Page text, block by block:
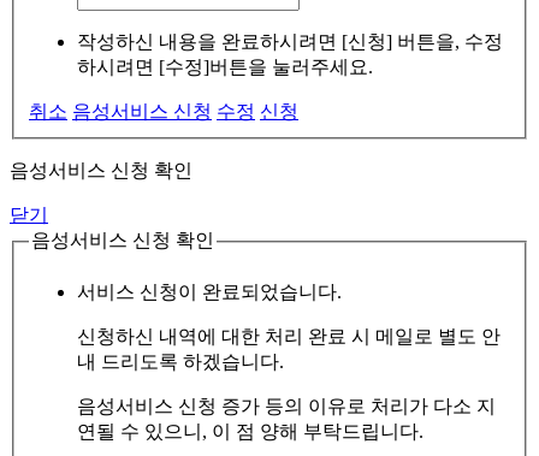
작성하신 내용을 완료하시려면 [신청] 버튼을, 수정
하시려면 [수정]버튼을 눌러주세요.
취소 음성서비스 신청 수정 신청
음성서비스 신청 확인
닫기
음성서비스 신청 확인
서비스 신청이 완료되었습니다.
신청하신 내역에 대한 처리 완료 시 메일로 별도 안
내 드리도록 하겠습니다.
음성서비스 신청 증가 등의 이유로 처리가 다소 지
연될 수 있으니, 이 점 양해 부탁드립니다.